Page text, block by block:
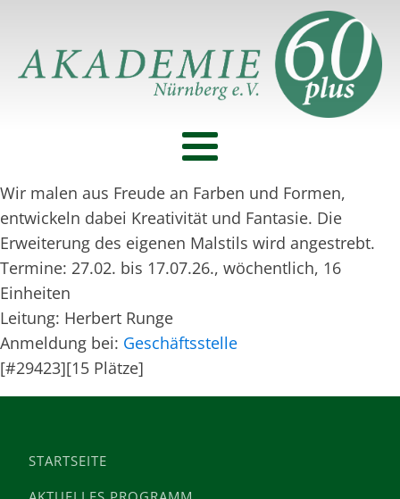
Wir malen aus Freude an Farben und Formen,
entwickeln dabei Kreativität und Fantasie. Die
Erweiterung des eigenen Malstils wird angestrebt.
Termine: 27.02. bis 17.07.26., wöchentlich, 16
Einheiten
Leitung: Herbert Runge
Anmeldung bei: Geschäftsstelle
[#29423][15 Plätze]
STARTSEITE